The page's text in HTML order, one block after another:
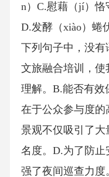
n）C.慰藉（jí）恪
D.发酵（xiào）蜷
下列句子中，没
文旅融合培训，
理解。B.能否有效
在于公众参与度
景观不仅吸引了
名度。D.为了防止
强了夜间巡查力度